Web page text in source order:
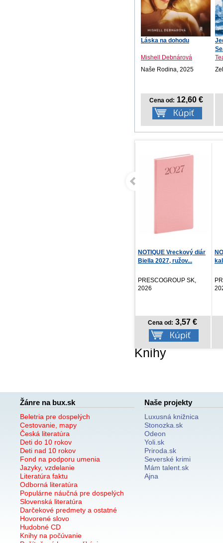
Láska na dohodu
Mishell Debnárová
Naše Rodina, 2025
Cena od: 12,60 €
NOTIQUE Vreckový diár
Biella 2027, ružov...
PRESCOGROUP SK,
2026
Cena od: 3,57 €
Knihy
Žánre na bux.sk
Beletria pre dospelých
Cestovanie, mapy
Česká literatúra
Deti do 10 rokov
Deti nad 10 rokov
Fond na podporu umenia
Jazyky, vzdelanie
Literatúra faktu
Odborná literatúra
Populárne náučná pre dospelých
Slovenská literatúra
Darčekové predmety a ostatné
Hovorené slovo
Hudobné CD
Knihy na počúvanie
Naše projekty
Luxusná knižnica
Stonozka.sk
Odeon
Yoli.sk
Priroda.sk
Severské krimi
Mám talent.sk
Ajna